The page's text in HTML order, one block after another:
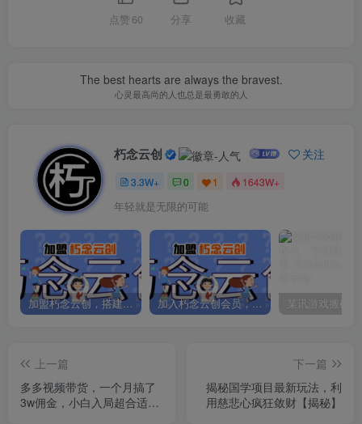
点赞 60 分享 收藏
The best hearts are always the bravest.
心灵最高尚的人也总是最勇敢的人
朽念云创 关注
3.3W+ 0 1 1643W+
年轻就是无限的可能
加盟朽念云创，搭建同款项目资源站，实现日入2000+ 加入朽念云创会员，全站资源免费学习。
上一篇
多多视频带货，一个月搞了
3w佣金，小白入局超合适
下一篇
揭秘国学项目最新玩法，利
用慈悲心疯狂敛财【揭秘】